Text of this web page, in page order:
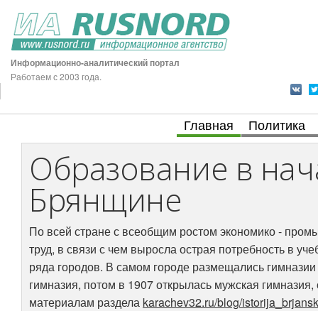
Информационно-аналитический портал
Работаем с 2003 года.
Главная Политика
Образование в
Брянщине
По всей стране с всеобщим ростом экономико -
труд, в связи с чем выросла острая потребность в
ряда городов. В самом городе размещались
гимназия, потом в 1907 открылась мужская
материалам раздела karachev32.ru/blog/